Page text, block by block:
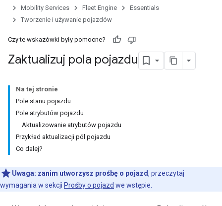
Mobility Services
Fleet Engine
Essentials
Tworzenie i używanie pojazdów
Czy te wskazówki były pomocne?
Zaktualizuj pola pojazdu
Na tej stronie
Pole stanu pojazdu
Pole atrybutów pojazdu
Aktualizowanie atrybutów pojazdu
Przykład aktualizacji pól pojazdu
Co dalej?
Uwaga: zanim utworzysz prośbę o pojazd, przeczytaj
wymagania w sekcji Prośby o pojazd we wstępie.